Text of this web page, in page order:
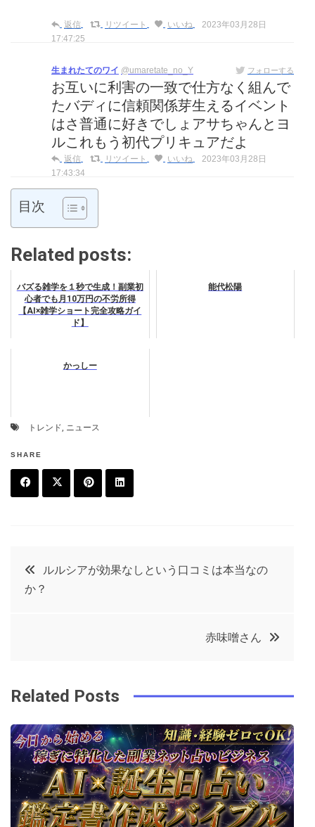
返信 リツイート いいね
2023年03月28日
17:47:25
生まれたてのワイ @umaretate_no_Y フォローする
お互いに利害の一致で仕方なく組んで
たバディに信頼関係芽生えるイベント
はさ普通に好きでしょアサちゃんとヨ
ルこれもう初代プリキュアだよ
返信 リツイート いいね
2023年03月28日
17:43:34
目次
Related posts:
バズる雑学を１秒で生成！副業初
心者でも月10万円の不労所得
【AI×雑学ショート完全攻略ガイ
ド】
能代松陽
かっしー
トレンド, ニュース
SHARE
t
e
e
投
稿
ー
シ
ルルシアが効果なしという口コミは本当なの
か？
赤味噌さん
Related Posts